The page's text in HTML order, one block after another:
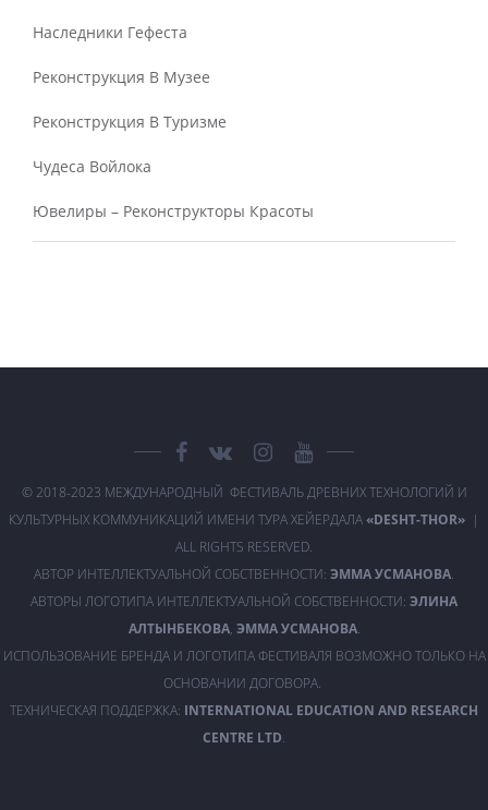
Наследники Гефеста
Реконструкция В Музее
Реконструкция В Туризме
Чудеса Войлока
Ювелиры – Реконструкторы Красоты
© 2018-2023 МЕЖДУНАРОДНЫЙ ФЕСТИВАЛЬ ДРЕВНИХ ТЕХНОЛОГИЙ И
КУЛЬТУРНЫХ КОММУНИКАЦИЙ ИМЕНИ ТУРА ХЕЙЕРДАЛА«DESHT-THOR» |
ALL RIGHTS RESERVED.
АВТОР ИНТЕЛЛЕКТУАЛЬНОЙ СОБСТВЕННОСТИ: ЭММА УСМАНОВА.
АВТОРЫ ЛОГОТИПА ИНТЕЛЛЕКТУАЛЬНОЙ СОБСТВЕННОСТИ: ЭЛИНА
АЛТЫНБЕКОВА, ЭММА УСМАНОВА.
ИСПОЛЬЗОВАНИЕ БРЕНДА И ЛОГОТИПА ФЕСТИВАЛЯ ВОЗМОЖНО ТОЛЬКО НА
ОСНОВАНИИ ДОГОВОРА.
ТЕХНИЧЕСКАЯ ПОДДЕРЖКА: INTERNATIONAL EDUCATION AND RESEARCH
CENTRE LTD.